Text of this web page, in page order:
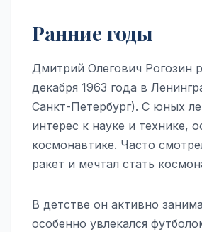
Ранние годы
Дмитрий Олегович Рогозин
декабря 1963 года в
Санкт-Петербург). С юных
интерес к науке и технике,
космонавтике. Часто
ракет и мечтал стать
В детстве он активно
особенно увлекался